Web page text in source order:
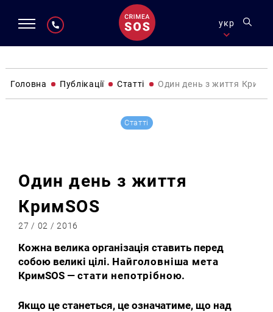
укр
Головна Публікації Статті Один день з життя
Статті
Один день з життя
КримSOS
27 / 02 / 2016
Кожна велика організація ставить перед
собою великі цілі. Найголовніша мета
КримSOS —стати непотрібною.
Якщо це станеться, це означатиме, що над